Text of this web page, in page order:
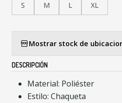
S
M L XL
Mostrar stock de
DESCRIPCIÓN
Material: Poliéster
Estilo: Chaqueta